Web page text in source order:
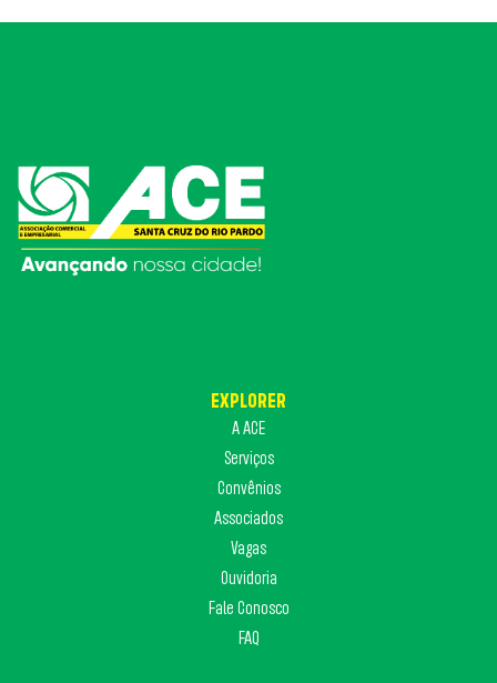
EXPLORER
A ACE
Serviços
Convênios
Associados
Vagas
Ouvidoria
Fale Conosco
FAQ